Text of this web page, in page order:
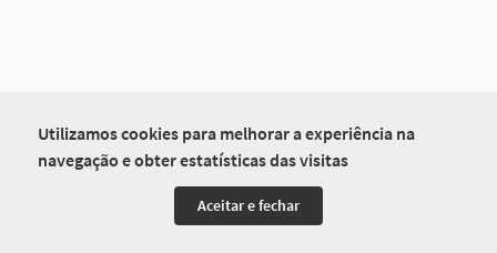
Utilizamos cookies para melhorar a experiência na
navegação e obter estatísticas das visitas
Aceitar e fechar